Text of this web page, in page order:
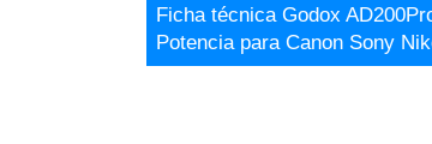
Ficha técnica Godox
Potencia para Canon Sony